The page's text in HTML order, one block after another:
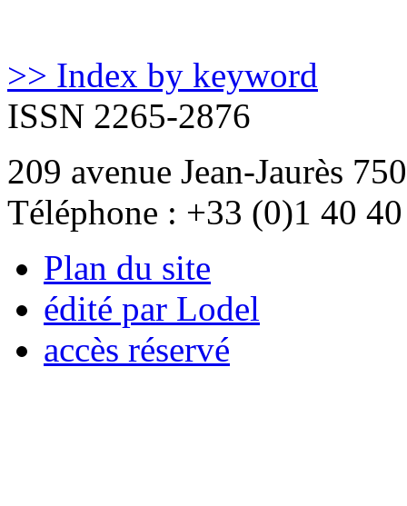
>> Index by keyword
ISSN 2265-2876
209 avenue Jean-Jaurès
Téléphone : +33 (0)1 40
Plan du site
édité par Lodel
accès réservé